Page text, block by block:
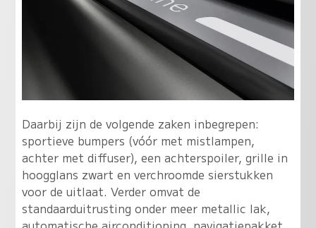
Daarbij zijn de volgende zaken inbegrepen:
sportieve bumpers (vóór met mistlampen,
achter met diffuser), een achterspoiler, grille in
hoogglans zwart en verchroomde sierstukken
voor de uitlaat. Verder omvat de
standaarduitrusting onder meer metallic lak,